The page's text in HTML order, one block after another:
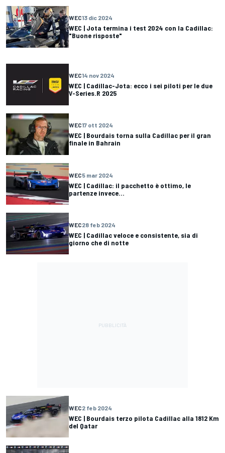
WEC13 dic 2024
WEC | Jota termina i test 2024 con la Cadillac:
"Buone risposte"
WEC14 nov 2024
WEC | Cadillac-Jota: ecco i sei piloti per le due
V-Series.R 2025
WEC17 ott 2024
WEC | Bourdais torna sulla Cadillac per il gran
finale in Bahrain
WEC5 mar 2024
WEC | Cadillac: il pacchetto è ottimo, le
partenze invece...
WEC28 feb 2024
WEC | Cadillac veloce e consistente, sia di
giorno che di notte
WEC2 feb 2024
WEC | Bourdais terzo pilota Cadillac alla 1812 Km
del Qatar